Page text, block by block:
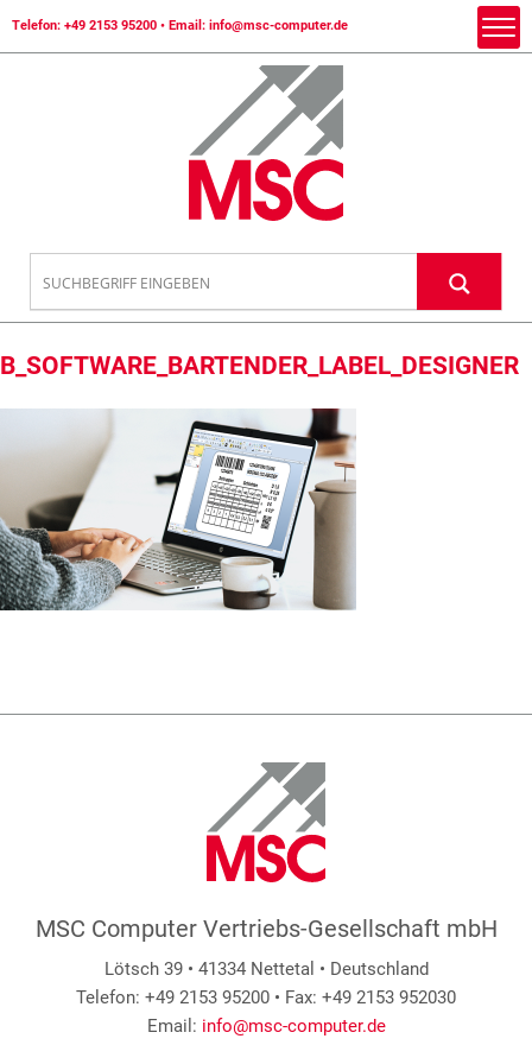
Telefon: +49 2153 95200 • Email: info@msc-computer.de
B_SOFTWARE_BARTENDER_LABEL_DESIGNER
MSC Computer Vertriebs-Gesellschaft mbH
Lötsch 39 • 41334 Nettetal • Deutschland
Telefon: +49 2153 95200 • Fax: +49 2153 952030
Email: info@msc-computer.de